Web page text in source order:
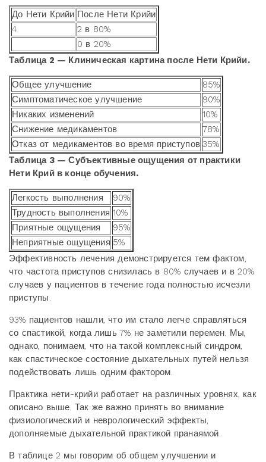
До Нети Крийи После Нети Крийи
4
2 в 80%
0 в 20%
Таблица 2 — Клиническая картина после Нети Крийи.
Общее улучшение
85%
Симптоматическое улучшение
90%
Никаких изменений
10%
Снижение медикаментов
78%
Отказ от медикаментов во время приступов 35%
Таблица 3 — Субъективные ощущения от практики
Нети Крий в конце обучения.
Легкость выполнения
90%
Трудность выполнения 10%
Приятные ощущения
95%
Неприятные ощущения 5%
Эффективность лечения демонстрируется тем фактом,
что частота приступов снизилась в 80% случаев и в 20%
случаев у пациентов в течение года полностью исчезли
приступы.
93% пациентов нашли, что им стало легче справляться
со спастикой, когда лишь 7% не заметили перемен. Мы,
однако, понимаем, что на такой комплексный синдром,
как спастическое состояние дыхательных путей нельзя
подействовать лишь одним фактором.
Практика нети-крийи работает на различных уровнях, как
описано выше. Так же важно принять во внимание
физиологический и неврологический эффекты,
дополняемые дыхательной практикой пранаямой.
В таблице 2 мы говорим об общем улучшении и